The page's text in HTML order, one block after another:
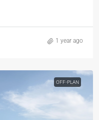
1 year ago
OFF-PLAN